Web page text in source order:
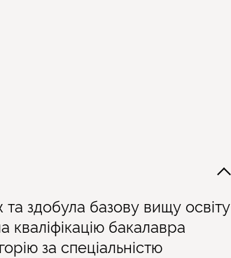
здобула базову вищу освіту
бакалавра
за спеціальністю